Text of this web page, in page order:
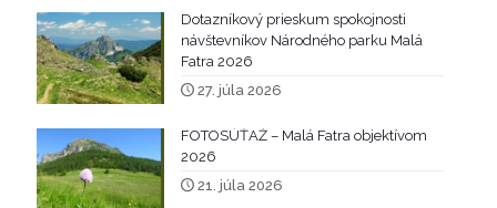
Dotazníkový prieskum spokojnosti
návštevníkov Národného parku Malá
Fatra 2026
27. júla 2026
FOTOSÚŤAŽ – Malá Fatra objektívom
2026
21. júla 2026